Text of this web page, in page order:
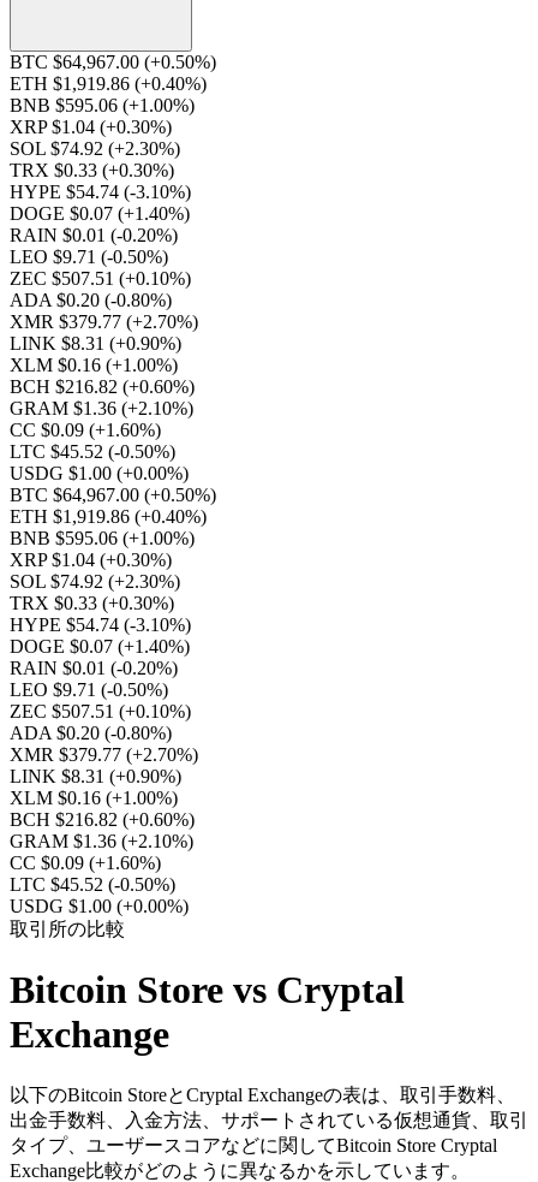
BTC $64,967.00 (+0.50%)
ETH $1,919.86 (+0.40%)
BNB $595.06 (+1.00%)
XRP $1.04 (+0.30%)
SOL $74.92 (+2.30%)
TRX $0.33 (+0.30%)
HYPE $54.74 (-3.10%)
DOGE $0.07 (+1.40%)
RAIN $0.01 (-0.20%)
LEO $9.71 (-0.50%)
ZEC $507.51 (+0.10%)
ADA $0.20 (-0.80%)
XMR $379.77 (+2.70%)
LINK $8.31 (+0.90%)
XLM $0.16 (+1.00%)
BCH $216.82 (+0.60%)
GRAM $1.36 (+2.10%)
CC $0.09 (+1.60%)
LTC $45.52 (-0.50%)
USDG $1.00 (+0.00%)
BTC $64,967.00 (+0.50%)
ETH $1,919.86 (+0.40%)
BNB $595.06 (+1.00%)
XRP $1.04 (+0.30%)
SOL $74.92 (+2.30%)
TRX $0.33 (+0.30%)
HYPE $54.74 (-3.10%)
DOGE $0.07 (+1.40%)
RAIN $0.01 (-0.20%)
LEO $9.71 (-0.50%)
ZEC $507.51 (+0.10%)
ADA $0.20 (-0.80%)
XMR $379.77 (+2.70%)
LINK $8.31 (+0.90%)
XLM $0.16 (+1.00%)
BCH $216.82 (+0.60%)
GRAM $1.36 (+2.10%)
CC $0.09 (+1.60%)
LTC $45.52 (-0.50%)
USDG $1.00 (+0.00%)
取引所の比較
Bitcoin Store vs Cryptal
Exchange
以下のBitcoin StoreとCryptal Exchangeの表は、取引手数料、
出金手数料、入金方法、サポートされている仮想通貨、取引
タイプ、ユーザースコアなどに関してBitcoin Store Cryptal
Exchange比較がどのように異なるかを示しています。